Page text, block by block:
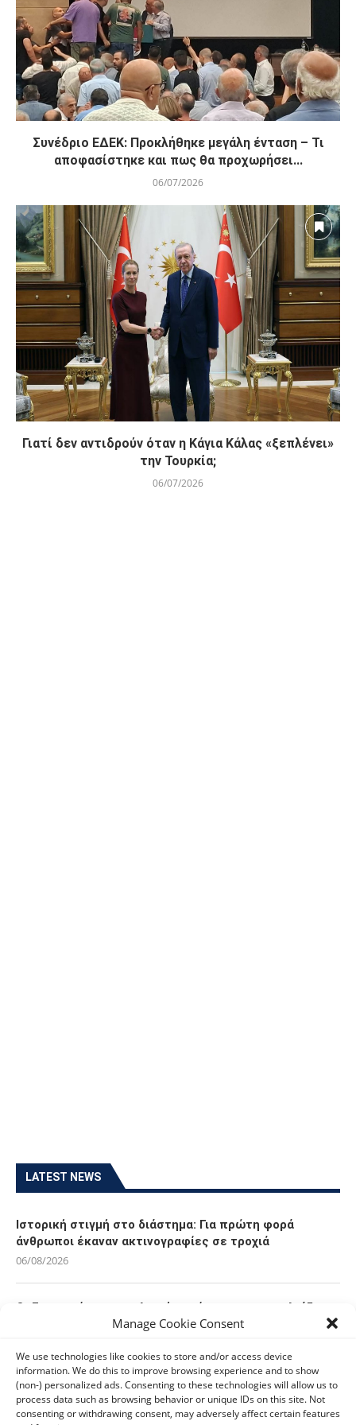
Manage Cookie Consent
We use technologies like cookies to store and/or access device
information. We do this to improve browsing experience and to show
(non-) personalized ads. Consenting to these technologies will allow us to
process data such as browsing behavior or unique IDs on this site. Not
consenting or withdrawing consent, may adversely affect certain features
Συνέδριο ΕΔΕΚ: Προκλήθηκε μεγάλη ένταση – Τι
αποφασίστηκε και πως θα προχωρήσει...
06/07/2026
Γιατί δεν αντιδρούν όταν η Κάγια Κάλας «ξεπλένει»
την Τουρκία;
06/07/2026
LATEST NEWS
Ιστορική στιγμή στο διάστημα: Για πρώτη φορά
άνθρωποι έκαναν ακτινογραφίες σε τροχιά
06/08/2026
Οι Ευρωπαίοι καταναλωτές φαίνεται να «αγκαλιάζουν»
τα νέα Samsung Galaxy Z Fold8
Οι χρήστες Mac είναι περισσότερο εκτεθειμένοι σε
κυβερνοαπειλές αλλά λαμβάνουν λιγότερα μέτρα